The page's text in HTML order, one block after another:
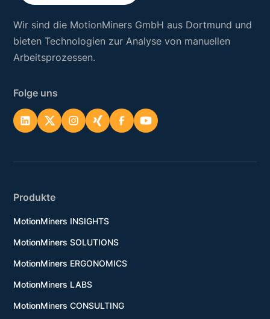
Wir sind die MotionMiners GmbH aus Dortmund und
bieten Technologien zur Analyse von manuellen
Arbeitsprozessen.
Folge uns
Produkte
MotionMiners INSIGHTS
MotionMiners SOLUTIONS
MotionMiners ERGONOMICS
MotionMiners LABS
MotionMiners CONSULTING